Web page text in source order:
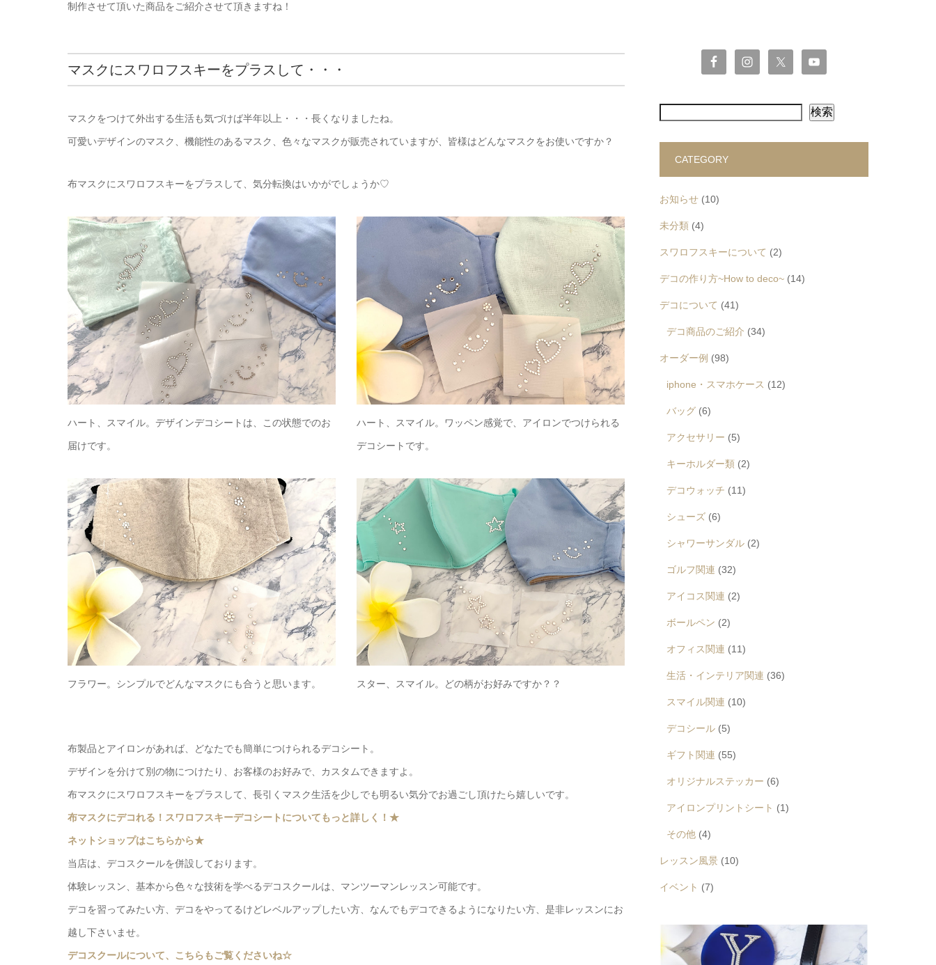
制作させて頂いた商品をご紹介させて頂きますね！
マスクにスワロフスキーをプラスして・・・
マスクをつけて外出する生活も気づけば半年以上・・・長くなりましたね。
可愛いデザインのマスク、機能性のあるマスク、色々なマスクが販売されていますが、皆様はどんなマスクをお使いですか？
布マスクにスワロフスキーをプラスして、気分転換はいかがでしょうか♡
ハート、スマイル。デザインデコシートは、この状態でのお
届けです。
フラワー。シンプルでどんなマスクにも合うと思います。
ハート、スマイル。ワッペン感覚で、アイロンでつけられる
デコシートです。
スター、スマイル。どの柄がお好みですか？？
布製品とアイロンがあれば、どなたでも簡単につけられるデコシート。
デザインを分けて別の物につけたり、お客様のお好みで、カスタムできますよ。
布マスクにスワロフスキーをプラスして、長引くマスク生活を少しでも明るい気分でお過ごし頂けたら嬉しいです。
布マスクにデコれる！スワロフスキーデコシートについてもっと詳しく！★
ネットショップはこちらから★
当店は、デコスクールを併設しております。
体験レッスン、基本から色々な技術を学べるデコスクールは、マンツーマンレッスン可能です。
デコを習ってみたい方、デコをやってるけどレベルアップしたい方、なんでもデコできるようになりたい方、是非レッスンにお
越し下さいませ。
デコスクールについて、こちらもご覧くださいね☆
検索
CATEGORY
お知らせ (10)
未分類 (4)
スワロフスキーについて (2)
デコの作り方~How to deco~ (14)
デコについて (41)
デコ商品のご紹介 (34)
オーダー例 (98)
iphone・スマホケース (12)
バッグ (6)
アクセサリー (5)
キーホルダー類 (2)
デコウォッチ (11)
シューズ (6)
シャワーサンダル (2)
ゴルフ関連 (32)
アイコス関連 (2)
ボールペン (2)
オフィス関連 (11)
生活・インテリア関連 (36)
スマイル関連 (10)
デコシール (5)
ギフト関連 (55)
オリジナルステッカー (6)
アイロンプリントシート (1)
その他 (4)
レッスン風景 (10)
イベント (7)